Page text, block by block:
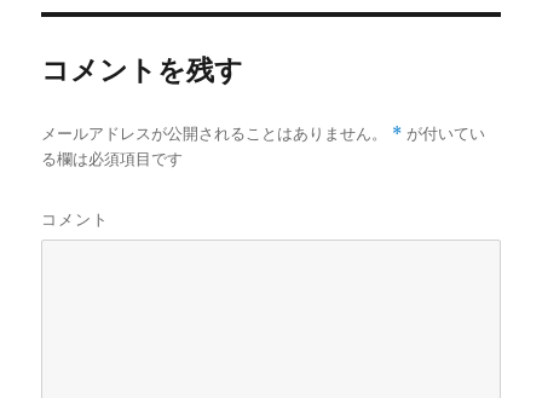
コメントを残す
メールアドレスが公開されることはありません。 * が付いてい
る欄は必須項目です
コメント